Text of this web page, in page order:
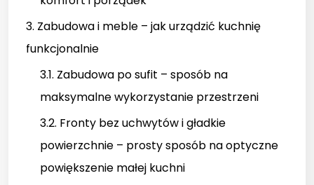
3. Zabudowa i meble – jak urządzić kuchnię
funkcjonalnie
3.1. Zabudowa po sufit – sposób na
maksymalne wykorzystanie przestrzeni
3.2. Fronty bez uchwytów i gładkie
powierzchnie – prosty sposób na optyczne
powiększenie małej kuchni